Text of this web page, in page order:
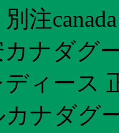
注
カナダグ
ィース
ナダグ